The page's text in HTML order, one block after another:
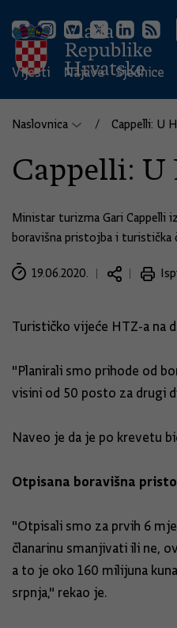
Vijesti Najave Sjednice
Naslovnica Cappelli: U
Cappelli: U
Ministar turizma Gari Cappelli
boravišna pristojba i turistička
19.06.2020.
Turističko vijeće HTZ-a na
"Planirali smo prihode od
visini od 50 posto za drugi
Naveo je da je po krevetu
Otpisana boravišna
"Otpisali smo za prvih 6
članarinu smanjivati ili ne,
a to je oko 160 milijuna
srpnja," rekao je.